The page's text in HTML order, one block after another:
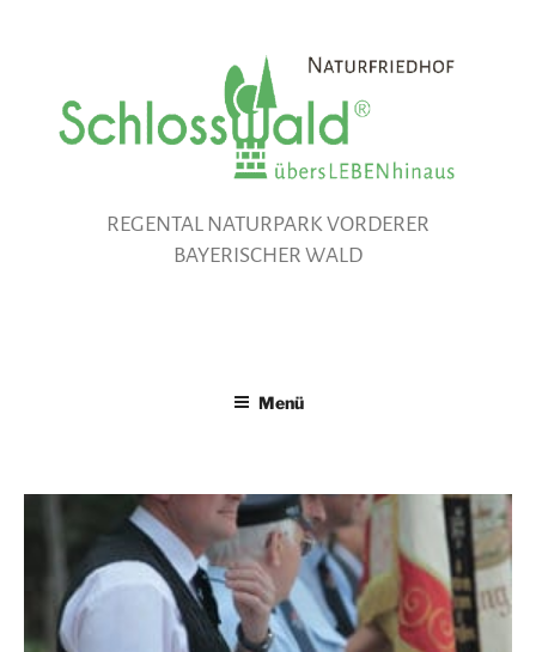
REGENTAL NATURPARK VORDERER
BAYERISCHER WALD
Menü